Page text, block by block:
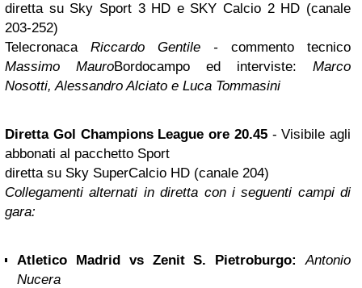
diretta su Sky Sport 3 HD e SKY Calcio 2 HD (canale
203-252)
TelecronacaRiccardo Gentile - commento tecnico
Massimo MauroBordocampo ed interviste: Marco
Nosotti, Alessandro Alciato e Luca Tommasini
Diretta Gol Champions League ore 20.45 - Visibile agli
abbonati al pacchetto Sport
diretta su Sky SuperCalcio HD (canale 204)
Collegamenti alternati in diretta con i seguenti campi di
gara:
Atletico Madrid vs Zenit S. Pietroburgo:
Antonio
Nucera